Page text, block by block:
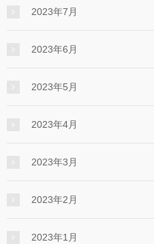
2023年7月
2023年6月
2023年5月
2023年4月
2023年3月
2023年2月
2023年1月